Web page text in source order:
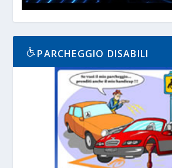
PARCHEGGIO DISABILI